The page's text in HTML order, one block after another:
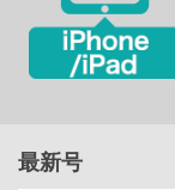
最新号